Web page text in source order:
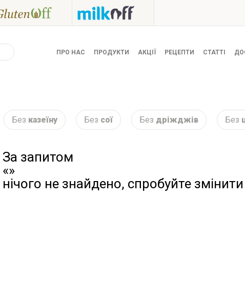
ПРО НАС ПРОДУКТИ АКЦІЇ РЕЦЕПТИ СТАТТІ
Без казеїну Без сої Без дріжджів Без
За запитом
«»
нічого не знайдено, спробуйте